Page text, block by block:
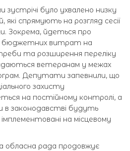
зустрічі було ухвалено низку
які спрямують на розгляд сесії
Зокрема, йдеться про
бюджетних витрат на
та розширення переліку
ветеранам у межах
Депутати запевнили, що
захисту
на постійному контролі, а
в законодавстві будуть
на місцевому
обласна рада продовжує